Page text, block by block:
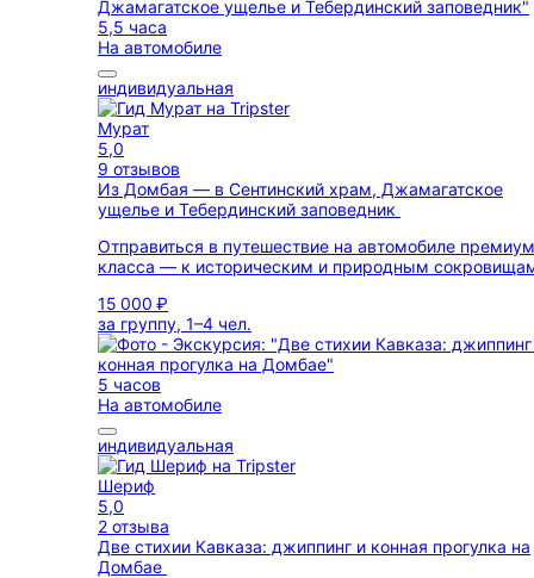
5,5 часа
На автомобиле
индивидуальная
Мурат
5,0
9 отзывов
Из Домбая — в Сентинский храм, Джамагатское
ущелье и Тебердинский заповедник
Отправиться в путешествие на автомобиле
класса — к историческим и природным
15 000 ₽
за группу, 1–4 чел.
5 часов
На автомобиле
индивидуальная
Шериф
5,0
2 отзыва
Две стихии Кавказа: джиппинг и конная прогулка на
Домбае